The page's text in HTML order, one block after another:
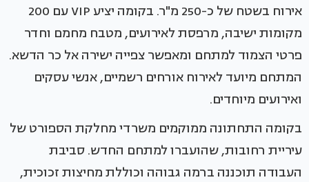
אירוח בשטח של כ-250 מ"ר. בקומה יציע VIP עם 200
מקומות ישיבה, מרפסת לאירועים, מטבח מחמם וחדר
פרטי הצמוד למתחם ומאפשר צפייה ישירה אל כר הדשא.
המתחם מיועד לאירוח אורחים רשמיים, אנשי עסקים
ואירועים מיוחדים.
בקומה התחתונה ממוקמים משרדי מחלקת הספורט של
עיריית רחובות, שהועברו למתחם החדש. סביבת
העבודה תוכננה ברמה גבוהה וכוללת מחיצות זכוכית,